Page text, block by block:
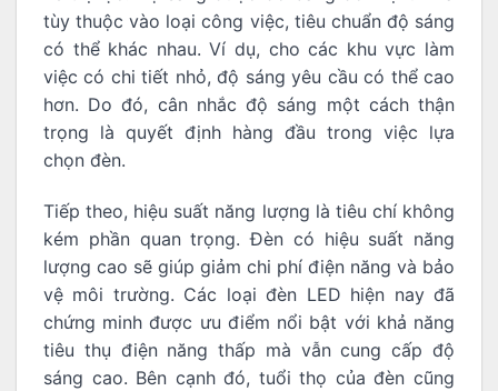
tùy thuộc vào loại công việc, tiêu chuẩn độ sáng
có thể khác nhau. Ví dụ, cho các khu vực làm
việc có chi tiết nhỏ, độ sáng yêu cầu có thể cao
hơn. Do đó, cân nhắc độ sáng một cách thận
trọng là quyết định hàng đầu trong việc lựa
chọn đèn.
Tiếp theo, hiệu suất năng lượng là tiêu chí không
kém phần quan trọng. Đèn có hiệu suất năng
lượng cao sẽ giúp giảm chi phí điện năng và bảo
vệ môi trường. Các loại đèn LED hiện nay đã
chứng minh được ưu điểm nổi bật với khả năng
tiêu thụ điện năng thấp mà vẫn cung cấp độ
sáng cao. Bên cạnh đó, tuổi thọ của đèn cũng